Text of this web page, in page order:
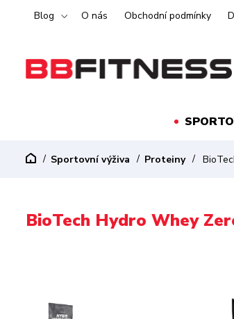
Blog O nás Obchodní podmínky
Sportovní výživa Proteiny
BioTech Hydro Whey